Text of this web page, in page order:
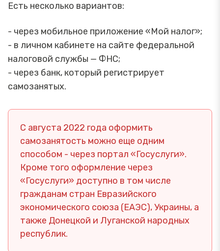
Есть несколько вариантов:
- через мобильное приложение «Мой налог»;
- в личном кабинете на сайте федеральной
налоговой службы — ФНС;
- через банк, который регистрирует
самозанятых.
С августа 2022 года оформить
самозанятость можно еще одним
способом - через портал «Госуслуги».
Кроме того оформление через
«Госуслуги» доступно в том числе
гражданам стран Евразийского
экономического союза (ЕАЭС), Украины, а
также Донецкой и Луганской народных
республик.